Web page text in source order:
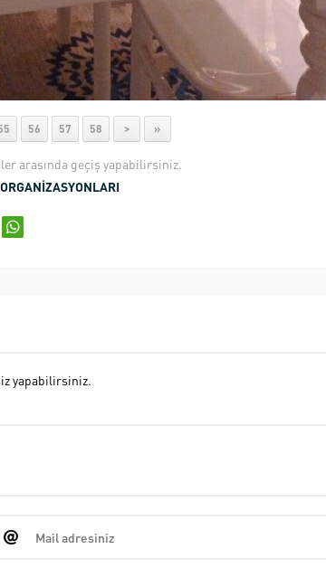
56 57 58 > »
arasında geçiş yapabilirsiniz.
yapabilirsiniz.